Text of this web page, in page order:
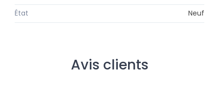
État
Neuf
Avis clients